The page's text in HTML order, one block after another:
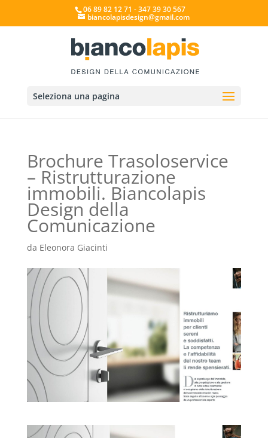
06 89 82 12 71 - 347 39 30 567
biancolapisdesign@gmail.com
Seleziona una pagina
Brochure Trasoloservice
– Ristrutturazione
immobili. Biancolapis
Design della
Comunicazione
da Eleonora Giacinti